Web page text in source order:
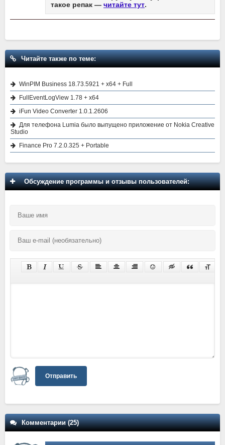
такое репак — читайте тут.
Читайте также по теме:
WinPIM Business 18.73.5921 + x64 + Full
FullEventLogView 1.78 + x64
iFun Video Converter 1.0.1.2606
Для телефона Lumia было выпущено приложение от Nokia Creative
Studio
Finance Pro 7.2.0.325 + Portable
Обсуждение программы и отзывы пользователей:
Отправить
Комментарии (25)